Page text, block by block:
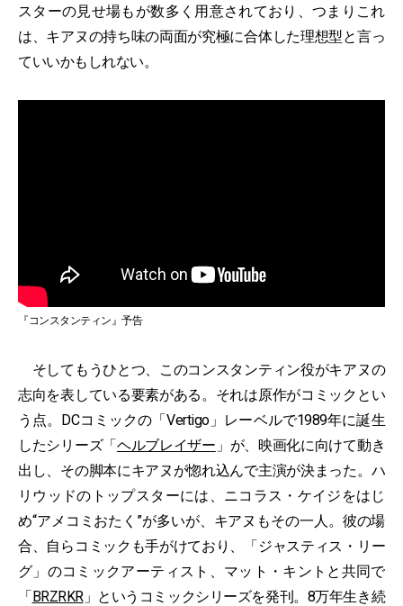
スターの見せ場もが数多く用意されており、つまりこれ
は、キアヌの持ち味の両面が究極に合体した理想型と言っ
ていいかもしれない。
『コンスタンティン』予告
そしてもうひとつ、このコンスタンティン役がキアヌの
志向を表している要素がある。それは原作がコミックとい
う点。DCコミックの「Vertigo」レーベルで1989年に誕生
したシリーズ「ヘルブレイザー 」が、映画化に向けて動き
出し、その脚本にキアヌが惚れ込んで主演が決まった。ハ
リウッドのトップスターには、ニコラス・ケイジをはじ
め“アメコミおたく”が多いが、キアヌもその一人。彼の場
合、自らコミックも手がけており、「ジャスティス・リー
グ」のコミックアーティスト、マット・キントと共同で
「BRZRKR」というコミックシリーズを発刊。8万年生き続